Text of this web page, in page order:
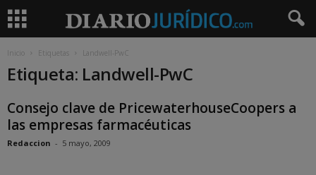
Inicio Etiquetas Landwell-PwC
Etiqueta: Landwell-PwC
Consejo clave de PricewaterhouseCoopers a
las empresas farmacéuticas
Redaccion - 5 mayo, 2009